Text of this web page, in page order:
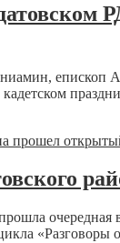
очередная
«Разговоры